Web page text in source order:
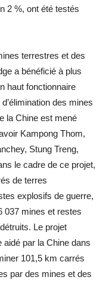
2 %, ont été testés
terrestres et des
a bénéficié à plus
haut fonctionnaire
des mines
la Chine est mené
Kampong Thom,
Stung Treng,
le cadre de ce projet,
de terres
explosifs de guerre,
037 mines et restes
Le projet
aidé par la Chine dans
101,5 km carrés
par des mines et des